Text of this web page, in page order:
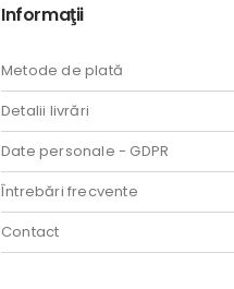
Informaţii
Metode de plată
Detalii livrări
Date personale - GDPR
Întrebări frecvente
Contact